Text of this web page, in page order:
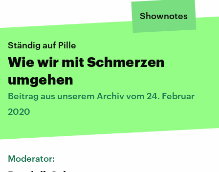
Shownotes
Ständig auf Pille
Wie wir mit Schmerzen
umgehen
Beitrag aus unserem Archiv vom 24. Februar
2020
Moderator: